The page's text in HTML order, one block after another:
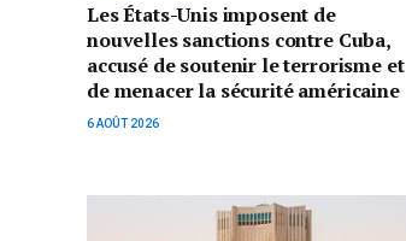
Les États-Unis imposent de
nouvelles sanctions contre Cuba,
accusé de soutenir le terrorisme et
de menacer la sécurité américaine
6 AOÛT 2026